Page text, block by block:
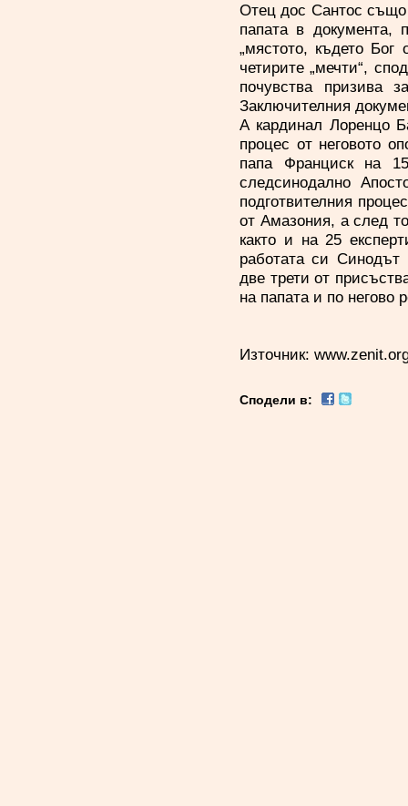
Отец дос Сантос също
папата в документа,
„мястото, където
четирите „мечти“,
почувства призива
Заключителния
А кардинал Лоренцо
процес от неговото
папа Франциск на
следсинодално
подготвителния
от Амазония, а след
както и на 25
работата си Синодът
две трети от
на папата и по негово
Източник:
Сподели в: